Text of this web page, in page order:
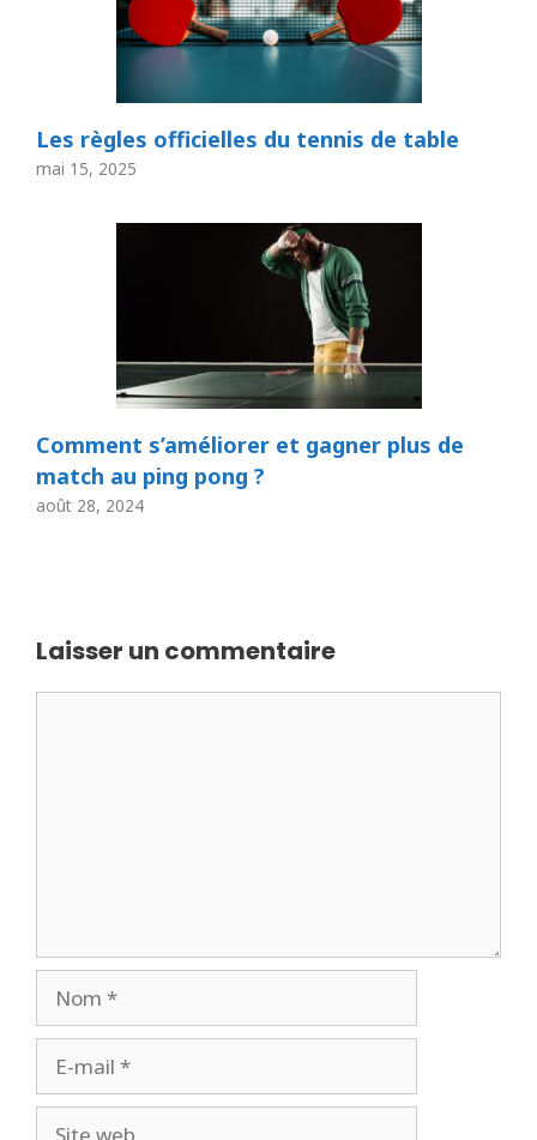
Les règles officielles du tennis de table
mai 15, 2025
Comment s’améliorer et gagner plus de
match au ping pong ?
août 28, 2024
Laisser un commentaire
Nom
mail
Site